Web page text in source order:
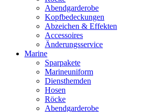
Abendgarderobe
Kopfbedeckungen
Abzeichen & Effekten
Accessoires
Änderungsservice
Marine
Sparpakete
Marineuniform
Diensthemden
Hosen
Röcke
Abendgarderobe